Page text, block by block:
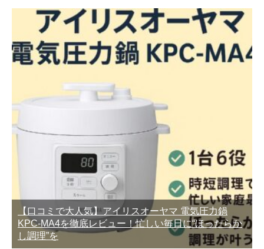
【口コミで大人気】アイリスオーヤマ 電気圧力鍋
KPC-MA4を徹底レビュー！忙しい毎日に“ほったらか
し調理”を